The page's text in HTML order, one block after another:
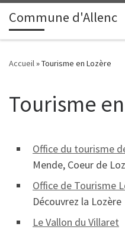
principalPasser au contenu
Commune d'Allenc
Accueil»Tourisme en Lozère
Tourisme
Office du tourisme
Mende, Coeur de
Office de Tourisme
Découvrez la Lozère
Le Vallon du Villaret